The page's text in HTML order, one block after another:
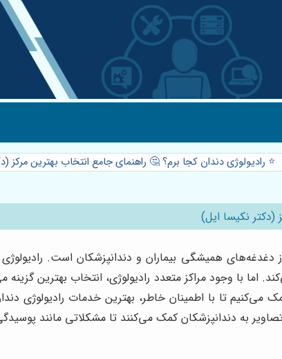
⭐️ رادیولوژی دندان کجا برم؟ 🤔 راهنمای جامع انتخاب بهترین مرکز
(دکتر نکیسا ایل)
دغدغه‌های همیشگی بیماران و دندانپزشکان است.
با وجود مراکز متعدد رادیولوژی، انتخاب بهترین گزینه
می‌کنیم تا با اطمینان خاطر، بهترین خدمات رادیولوژی
به دندانپزشکان کمک می‌کنند تا مشکلاتی مانند